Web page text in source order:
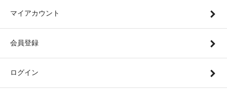
マイアカウント
会員登録
ログイン